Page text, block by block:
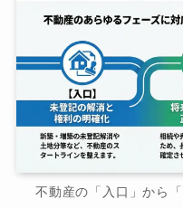
不動産の「入口」から